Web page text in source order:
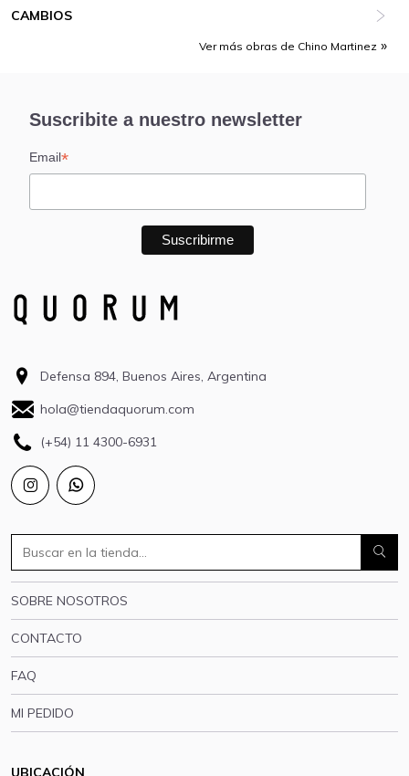
CAMBIOS
Ver más obras de Chino Martinez
Suscribite a nuestro newsletter
Email*
Defensa 894, Buenos Aires, Argentina
hola@tiendaquorum.com
(+54) 11 4300-6931
SOBRE NOSOTROS
CONTACTO
FAQ
MI PEDIDO
UBICACIÓN